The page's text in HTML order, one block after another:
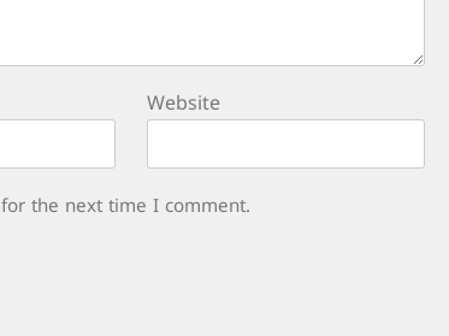
Website
the next time I comment.